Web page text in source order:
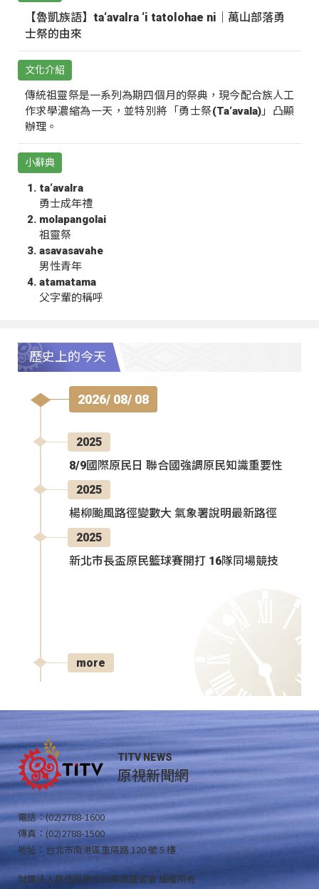
【魯凱族語】ta‘avalra ‘i tatolohae ni｜萬山部落勇
士祭的由來
文化介紹
傳統祖靈祭是一系列為期四個月的祭典，現今配合族人工
作求學濃縮為一天，並特別將「勇士祭(Ta‘avala)」凸顯
辦理。
小辭典
ta‘avalra
勇士成年禮
molapangolai
祖靈祭
asavasavahe
男性青年
atamatama
父字輩的稱呼
歷史上的今天
2026/ 08/ 08
2025
8/9國際原民日 聯合國強調原民知識重要性
2025
楊柳颱風路徑變數大 氣象署說明最新路徑
2025
新北市長盃原民籃球賽開打 16隊同場競技
more
TITV NEWS
原視新聞網
電話：(02)2788-1600
傳真：(02)2788-1500
地址：台北市南港區重陽路 120 號 5 樓
財團法人原住民族文化事業基金會 版權所有